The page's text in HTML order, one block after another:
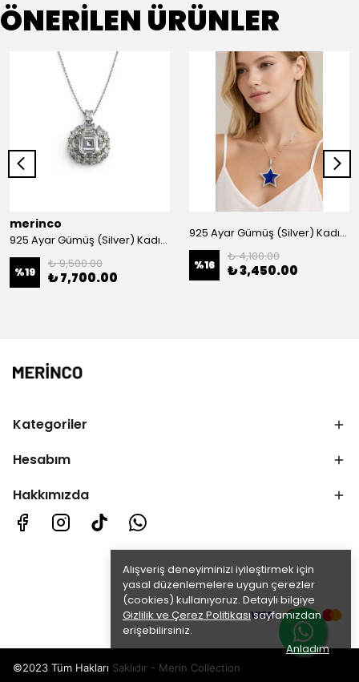
Alışveriş deneyiminizi iyileştirmek için
yasal düzenlemelere uygun çerezler
(cookies) kullanıyoruz. Detaylı bilgiye
Gizlilik ve Çerez Politikasısayfamızdan
erişebilirsiniz.
Anladım
ÖNERİLEN ÜRÜNLER
merinco
925 Ayar Gümüş (Silver) Kadın Kolye
%19
₺ 9,500.00
₺ 7,700.00
925 Ayar Gümüş (Silver) Kadın Kolye
%16
₺ 4,100.00
₺ 3,450.00
Kategoriler
Hesabım
Hakkımızda
©2023 Tüm Hakları Saklıdır - Merin Collection